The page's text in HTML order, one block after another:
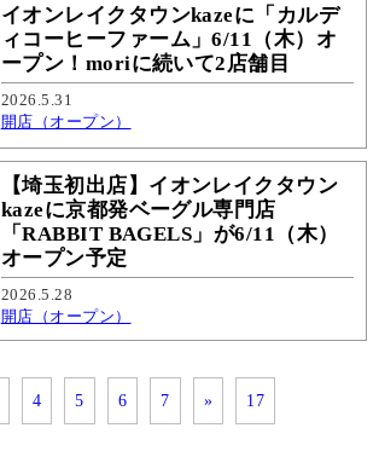
イオンレイクタウンkazeに「カルデ
ィコーヒーファーム」6/11（木）オ
ープン！moriに続いて2店舗目
2026.5.31
開店（オープン）
【埼玉初出店】イオンレイクタウン
kazeに京都発ベーグル専門店
「RABBIT BAGELS」が6/11（木）
オープン予定
2026.5.28
開店（オープン）
4 5 6 7 » 17